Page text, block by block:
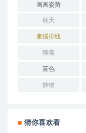
画画姿势
秋天
素描排线
聊斋
蓝色
静物
猜你喜欢看